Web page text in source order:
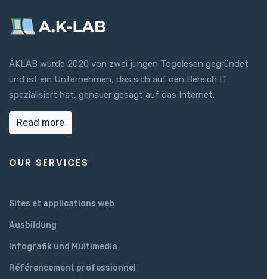
AKLAB wurde 2020 von zwei jungen Togolesen gegründet
und ist ein Unternehmen, das sich auf den Bereich IT
spezialisiert hat, genauer gesagt auf das Internet.
Read more
OUR SERVICES
Sites et applications web
Ausbildung
Infografik und Multimedia
Référencement professionnel